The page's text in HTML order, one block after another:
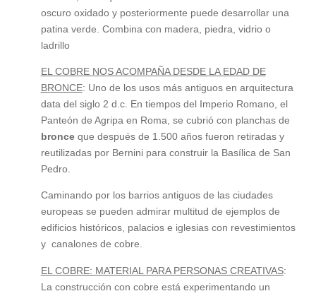
oscuro oxidado y posteriormente puede desarrollar una
patina verde. Combina con madera, piedra, vidrio o
ladrillo
EL COBRE NOS ACOMPAÑA DESDE LA EDAD DE
BRONCE: Uno de los usos más antiguos en arquitectura
data del siglo 2 d.c. En tiempos del Imperio Romano, el
Panteón de Agripa en Roma, se cubrió con planchas de
bronceque después de 1.500 años fueron retiradas y
reutilizadas por Bernini para construir la Basílica de San
Pedro.
Caminando por los barrios antiguos de las ciudades
europeas se pueden admirar multitud de ejemplos de
edificios históricos, palacios e iglesias con revestimientos
y canalones de cobre.
EL COBRE: MATERIAL PARA PERSONAS CREATIVAS:
La construcción con cobre está experimentando un